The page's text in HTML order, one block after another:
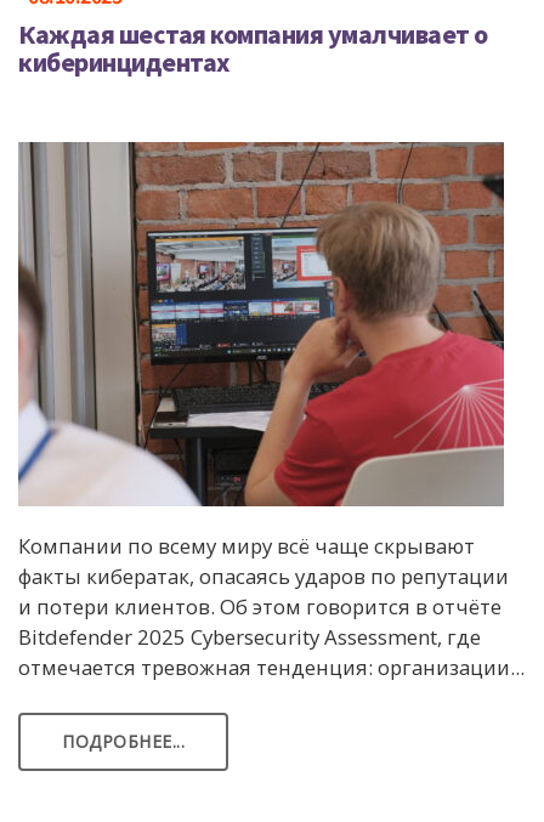
Каждая шестая компания умалчивает о
киберинцидентах
Компании по всему миру всё чаще скрывают
факты кибератак, опасаясь ударов по репутации
и потери клиентов. Об этом говорится в отчёте
Bitdefender 2025 Cybersecurity Assessment, где
отмечается тревожная тенденция: организации...
ПОДРОБНЕЕ...